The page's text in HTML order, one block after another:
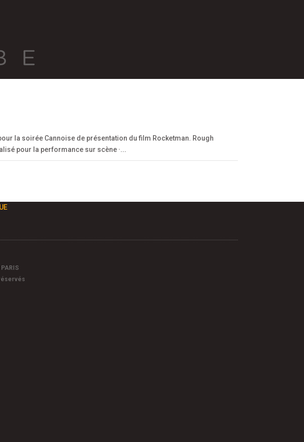
la soirée Cannoise de présentation du film Rocketman. Rough
pour la performance sur scène ·...